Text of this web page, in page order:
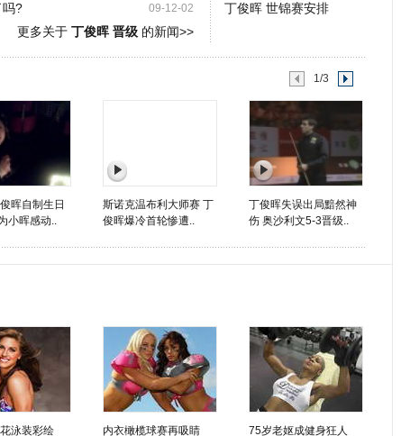
09-12-02
?
更多关于 丁俊晖 晋级的新闻>>
丁俊晖 世锦赛安排
1/3
晖自制生日
小晖感动..
斯诺克温布利大师赛 丁
俊晖爆冷首轮惨遭..
丁俊晖失误出局黯然神
伤 奥沙利文5-3晋级..
泳装彩绘 内衣橄榄球赛再吸睛 75岁老妪成健身狂人